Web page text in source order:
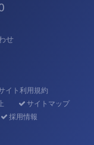
せ
イト利用規約
サイトマップ
採用情報